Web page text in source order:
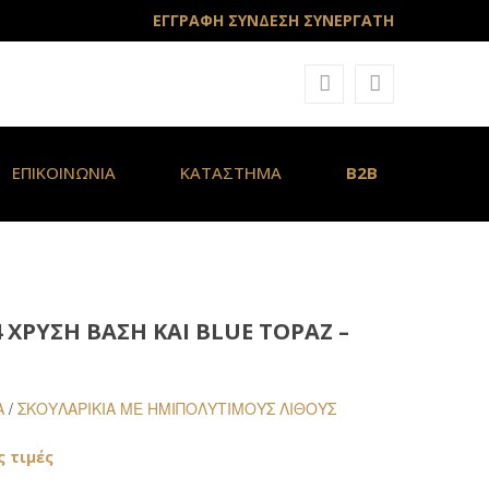
ΕΓΓΡΑΦΗ ΣΥΝΔΕΣΗ ΣΥΝΕΡΓΑΤΗ
ΕΠΙΚΟΙΝΩΝΙΑ ΚΑΤΑΣΤΗΜΑ B2B
ΒΆΣΗ ΚΑΙ BLUE TOPAZ –
/ ΣΚΟΥΛΑΡΊΚΙΑ ΜΕ ΗΜΙΠΟΛΎΤΙΜΟΥΣ ΛΊΘΟΥΣ
τιμές